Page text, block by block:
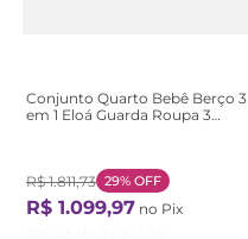
Conjunto Quarto Bebê Berço 3
em 1 Eloá Guarda Roupa 3
R$ 1.811,73 29% OFF
R$ 1.099,97 no Pix